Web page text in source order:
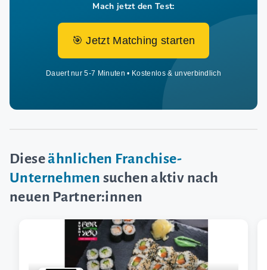
Mach jetzt den Test:
🎯 Jetzt Matching starten
Dauert nur 5-7 Minuten • Kostenlos & unverbindlich
Dieseähnlichen Franchise-
Unternehmen suchen aktiv nach
neuen Partner:innen